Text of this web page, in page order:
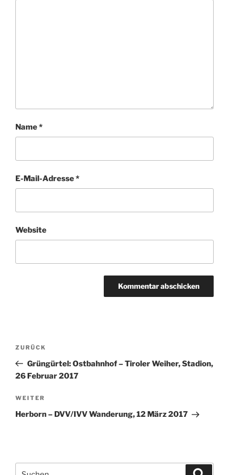
Name*
E-Mail-Adresse*
Website
Beitragsnavigation
Vorheriger
Beitrag
ZURÜCK
Grüngürtel: Ostbahnhof – Tiroler Weiher, Stadion,
26 Februar 2017
Nächster
Beitrag
WEITER
Herborn – DVV/IVV Wanderung, 12 März 2017